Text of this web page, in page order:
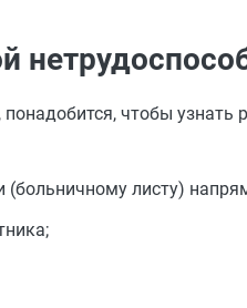
чтобы узнать
листу)